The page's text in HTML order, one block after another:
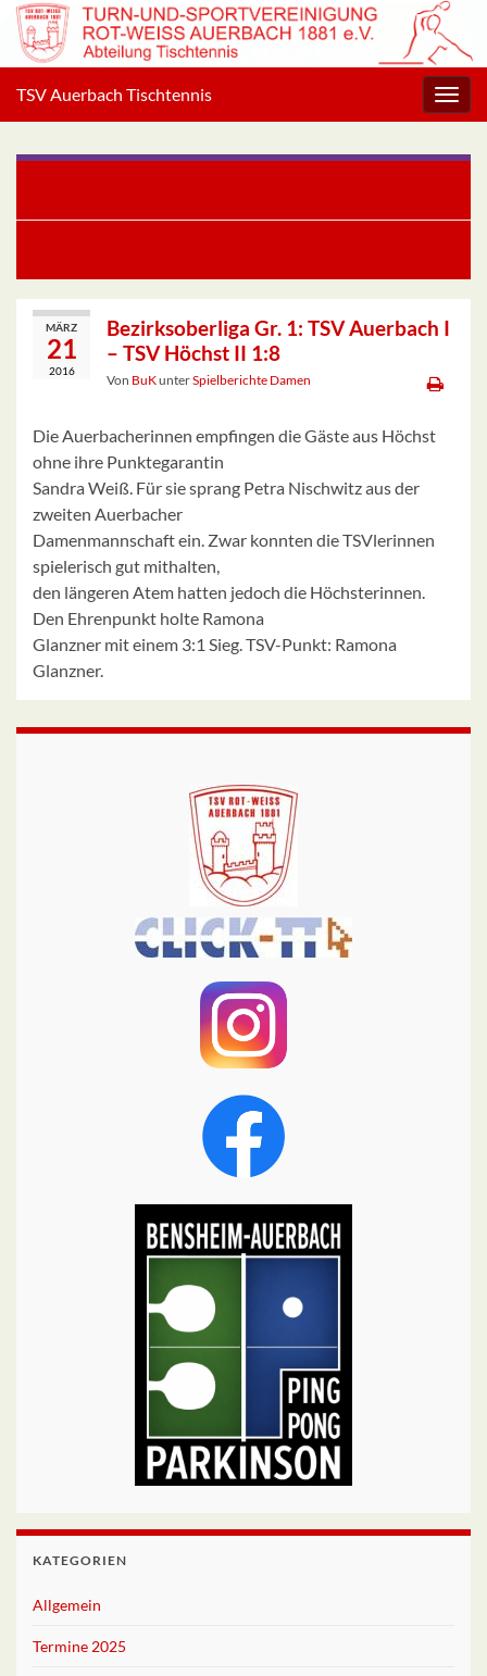
TSV Auerbach Tischtennis
MÄRZ
21
2016
Bezirksoberliga Gr. 1: TSV Auerbach I
– TSV Höchst II 1:8
Von BuKunterSpielberichte Damen
Die Auerbacherinnen empfingen die Gäste aus Höchst
ohne ihre Punktegarantin
Sandra Weiß. Für sie sprang Petra Nischwitz aus der
zweiten Auerbacher
Damenmannschaft ein. Zwar konnten die TSVlerinnen
spielerisch gut mithalten,
den längeren Atem hatten jedoch die Höchsterinnen.
Den Ehrenpunkt holte Ramona
Glanzner mit einem 3:1 Sieg. TSV-Punkt: Ramona
Glanzner.
KATEGORIEN
Allgemein
Termine 2025